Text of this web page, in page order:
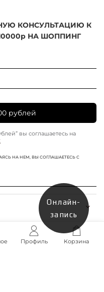
КОНСУЛЬТАЦИЮ К
НА ШОППИНГ
рублей
вы соглашаетесь на
НА НЕМ, ВЫ СОГЛАШАЕТЕСЬ С
Мы в соц. сетях
Профиль Корзина
Онлайн-
запись